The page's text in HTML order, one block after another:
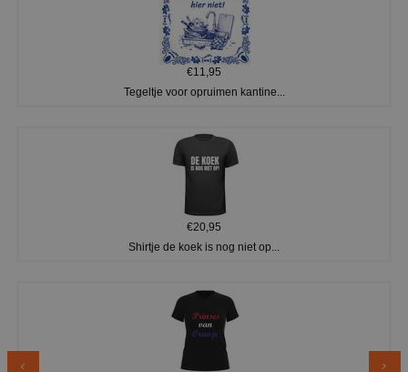
€11,95
Tegeltje voor opruimen kantine...
€20,95
Shirtje de koek is nog niet op...